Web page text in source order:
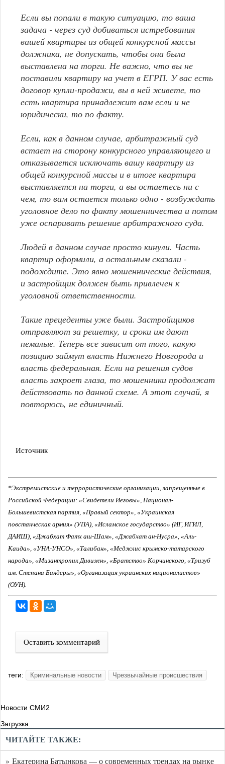
Если вы попали в такую ситуацию, то ваша
задача - через суд добиваться истребования
вашей квартиры из общей конкурсной массы
должника, не допускать, чтобы она была
выставлена на торги. Не важно, что вы не
поставили квартиру на учет в ЕГРП. У вас есть
договор купли-продажи, вы в ней живете, то
есть квартира принадлежит вам если и не
юридически, то по факту.
Если, как в данном случае, арбитражный суд
встает на сторону конкурсного управляющего и
отказывается исключать вашу квартиру из
общей конкурсной массы и в итоге квартира
выставляется на торги, а вы остаетесь ни с
чем, то вам остается только одно - возбуждать
уголовное дело по факту мошенничества и потом
уже оспаривать решение арбитражного суда.
Людей в данном случае просто кинули. Часть
квартир оформили, а остальным сказали -
подождите. Это явно мошеннические действия,
и застройщик должен быть привлечен к
уголовной ответственности.
Такие прецеденты уже были. Застройщиков
отправляют за решетку, и сроки им дают
немалые. Теперь все зависит от того, какую
позицию займут власть Нижнего Новгорода и
власть федеральная. Если на решения судов
власть закроет глаза, то мошенники продолжат
действовать по данной схеме. А этот случай, я
повторюсь, не единичный.
Источник
*Экстремистские и террористические организации, запрещенные в
Российской Федерации: «Свидетели Иеговы», Национал-
Большевистская партия, «Правый сектор», «Украинская
повстанческая армия» (УПА), «Исламское государство» (ИГ, ИГИЛ,
ДАИШ), «Джабхат Фатх аш-Шам», «Джабхат ан-Нусра», «Аль-
Каида», «УНА-УНСО», «Талибан», «Меджлис крымско-татарского
народа», «Мизантропик Дивижн», «Братство» Корчинского, «Тризуб
им. Степана Бандеры», «Организация украинских националистов»
(ОУН).
Оставить комментарий
теги: Криминальные новости Чрезвычайные происшествия
Новости СМИ2
Загрузка...
ЧИТАЙТЕ ТАКЖЕ:
» Екатерина Батынкова — о современных трендах на рынке